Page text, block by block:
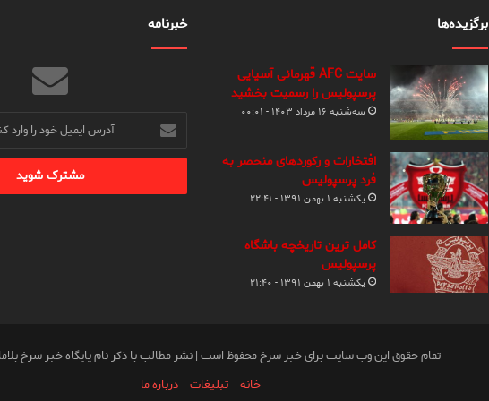
برگزیده‌ها
سایت AFC قهرمانی آسیایی
پرسپولیس را رسمیت بخشید
سه‌شنبه ۱۶ مرداد ۱۴۰۳ - ۰۰:۰۱
افتخارات و رکوردهای منحصر به
فرد پرسپولیس
یکشنبه ۱ بهمن ۱۳۹۱ - ۲۲:۴۱
کامل ترین تاریخچه باشگاه
پرسپولیس
یکشنبه ۱ بهمن ۱۳۹۱ - ۲۱:۴۰
خبرنامه
آدرس
ایمیل
خود
وارد
تمام حقوق این وب سایت برای خبر سرخ محفوظ است | نشر مطالب با ذکر نام پایگاه خبر سرخ
خانه
تبلیغات درباره ما